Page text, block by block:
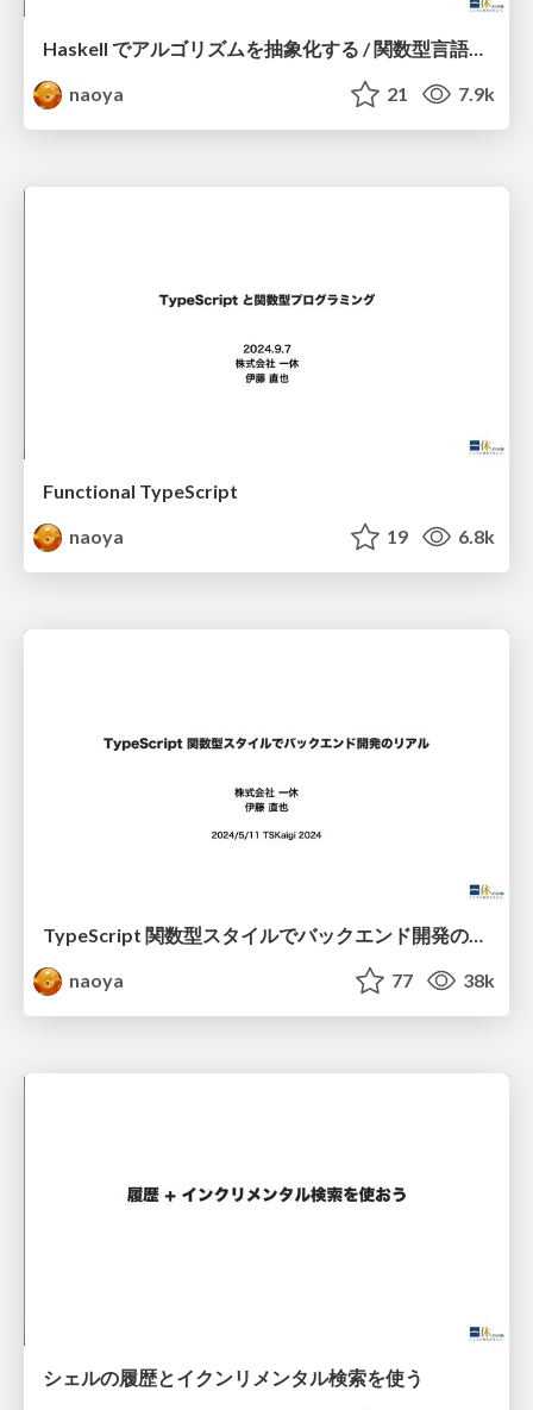
Haskell でアルゴリズムを抽象化する / 関数型言語で競技プログラミング
naoya
21 7.9k
Functional TypeScript
naoya
19 6.8k
TypeScript 関数型スタイルでバックエンド開発のリアル
naoya
77 38k
シェルの履歴とイクンリメンタル検索を使う